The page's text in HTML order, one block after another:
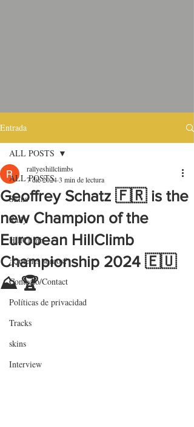
Entrada
ALL POSTS
Skins
Rally
HillClimb
¿Quiénes somos?
Contacto/Contact
Políticas de privacidad
Tracks
skins
Interview
ALL POSTS
Geoffrey Schatz 🇫🇷 is the
new Champion of the
European HillClimb
Championship 2024 🇪🇺
⛰️ 🏆
rallyeshillclimbs
7 dic 20243 min de lectura